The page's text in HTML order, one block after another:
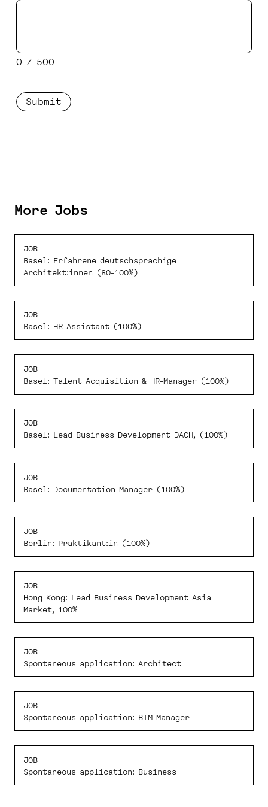
0 / 500
l
e
v
s
f
l
d
More Jobs
JOB
Basel: Erfahrene deutschsprachige
Architekt:innen (80-100%)
JOB
Basel: HR Assistant (100%)
JOB
Basel: Talent Acquisition & HR-Manager (100%)
JOB
Basel: Lead Business Development DACH, (100%)
JOB
Basel: Documentation Manager (100%)
JOB
Berlin: Praktikant:in (100%)
JOB
Hong Kong: Lead Business Development Asia
Market, 100%
JOB
Spontaneous application: Architect
JOB
Spontaneous application: BIM Manager
JOB
Spontaneous application: Business